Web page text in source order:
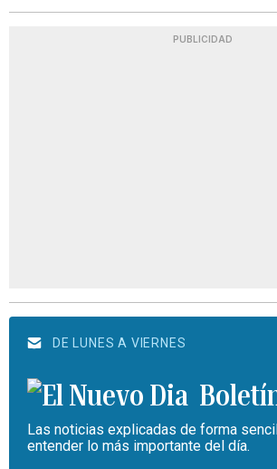
PUBLICIDAD
DE LUNES A VIERNES
Las noticias explicadas de forma
entender lo más importante del día.